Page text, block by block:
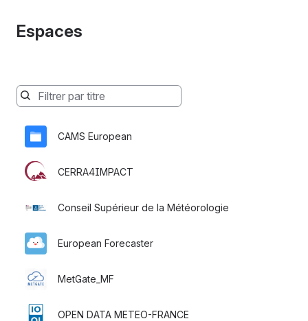
Espaces
Les
seront
filtrés
dessous
pendant
saisie
CAMS European
CERRA4IMPACT
Conseil Supérieur de la Météorologie
European Forecaster
MetGate_MF
OPEN DATA METEO-FRANCE